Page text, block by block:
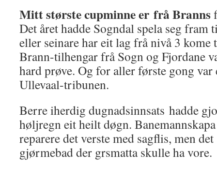
Mitt største cupminne er frå Branns
Det året hadde Sogndal spela seg
eller seinare har eit lag frå nivå 3
Brann-tilhengar frå Sogn og Fjordane
hard prøve. Og for aller første gong var
Ullevaal-tribunen.
Berre iherdig dugnadsinnsats hadde
høljregn eit heilt døgn.
reparere det verste med sagflis, men
gjørmebad der grsmatta skulle ha vore.